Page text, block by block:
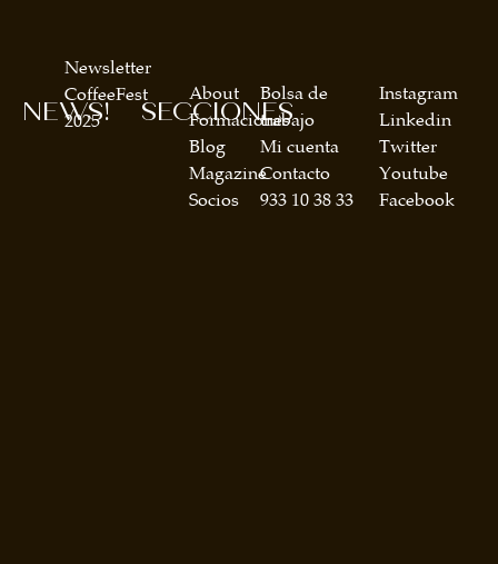
SECCIONES
About
Formaciones
Blog
Magazine
Socios
Bolsa de
trabajo
Mi cuenta
Contacto
933 10 38 33
NEWS!
Newsletter
CoffeeFest
2025
Instagram
Linkedin
Twitter
Youtube
Facebook